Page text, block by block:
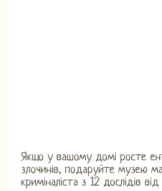
Якщо у вашому домі росте
злочинів, подаруйте музею
криміналіста з 12 дослідів